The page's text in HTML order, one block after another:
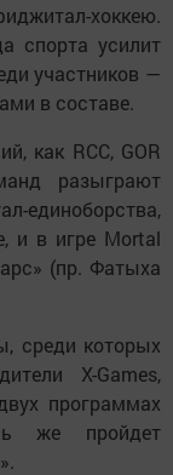
хоккею.
спорта усилит
участников —
в составе.
как RCC, GOR
разыграют
единоборства,
и в игре Mortal
(пр. Фатыха
среди которых
X-Games,
программах
же пройдет